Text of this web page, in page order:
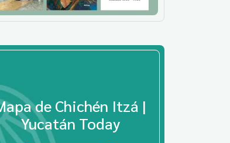
de Chichén Itzá |
Yucatán Today